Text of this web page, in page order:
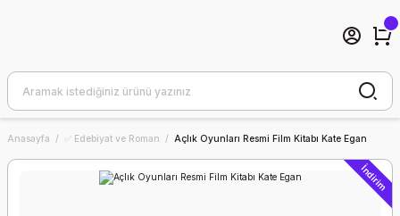
Anasayfa ✅ Edebiyat ve Roman Açlık Oyunları Resmi Film Kitabı Kate Egan
İndirim